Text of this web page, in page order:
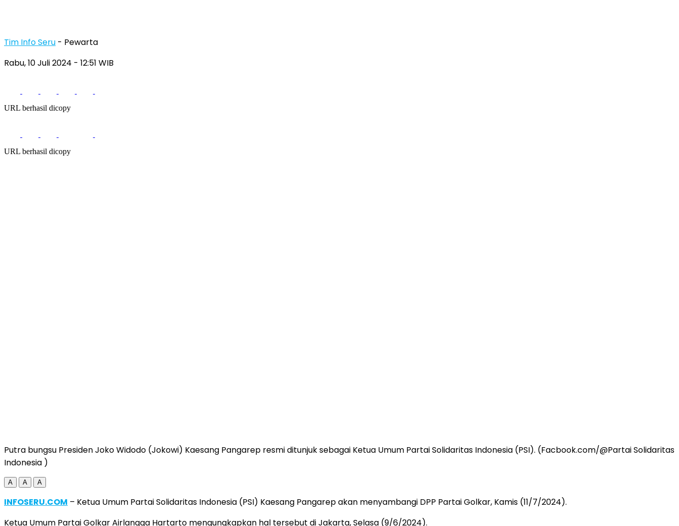
Tim Info Seru - Pewarta
Rabu, 10 Juli 2024 - 12:51 WIB
URL berhasil dicopy
URL berhasil dicopy
Putra bungsu Presiden Joko Widodo (Jokowi) Kaesang Pangarep resmi ditunjuk sebagai Ketua Umum Partai Solidaritas Indonesia (PSI). (Facbook.com/@Partai Solidaritas
Indonesia )
A A A
INFOSERU.COM – Ketua Umum Partai Solidaritas Indonesia (PSI) Kaesang Pangarep akan menyambangi DPP Partai Golkar, Kamis (11/7/2024).
Ketua Umum Partai Golkar Airlangga Hartarto mengungkapkan hal tersebut di Jakarta, Selasa (9/6/2024).